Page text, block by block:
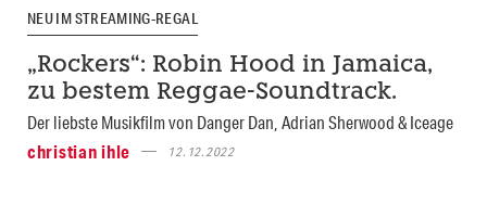
NEU IM STREAMING-REGAL
„Rockers“: Robin Hood in Jamaica,
zu bestem Reggae-Soundtrack.
Der liebste Musikfilm von Danger Dan, Adrian Sherwood & Iceage
christian ihle
12.12.2022